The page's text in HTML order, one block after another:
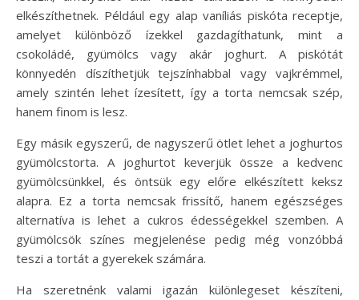
elkészíthetnek. Például egy alap vaníliás piskóta receptje,
amelyet különböző ízekkel gazdagíthatunk, mint a
csokoládé, gyümölcs vagy akár joghurt. A piskótát
könnyedén díszíthetjük tejszínhabbal vagy vajkrémmel,
amely szintén lehet ízesített, így a torta nemcsak szép,
hanem finom is lesz.
Egy másik egyszerű, de nagyszerű ötlet lehet a joghurtos
gyümölcstorta. A joghurtot keverjük össze a kedvenc
gyümölcsünkkel, és öntsük egy előre elkészített keksz
alapra. Ez a torta nemcsak frissítő, hanem egészséges
alternatíva is lehet a cukros édességekkel szemben. A
gyümölcsök színes megjelenése pedig még vonzóbbá
teszi a tortát a gyerekek számára.
Ha szeretnénk valami igazán különlegeset készíteni,